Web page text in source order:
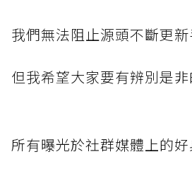
我們無法阻止源頭不斷更
但我希望大家要有辨別是
所有曝光於社群媒體上的